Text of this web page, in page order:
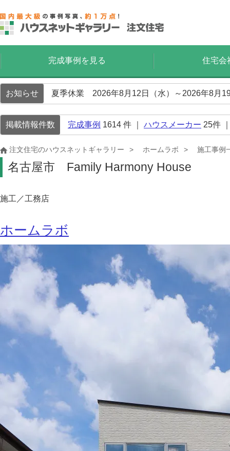
完成事例を見る 住宅会
お知らせ 夏季休業 2026年8月12日（水）～2026年8月
掲載情報件数 完成事例 1614 件 ｜ ハウスメーカー 25件
注文住宅のハウスネットギャラリー ホームラボ 施工事例
名古屋市 Family Harmony House
施工／工務店
ホームラボ